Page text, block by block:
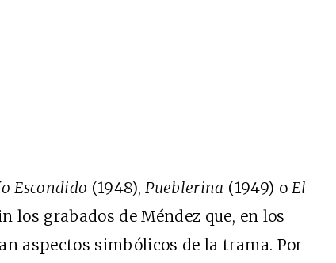
Escondido (1948),Pueblerina (1949) oEl
los grabados de Méndez que, en los
aspectos simbólicos de la trama. Por